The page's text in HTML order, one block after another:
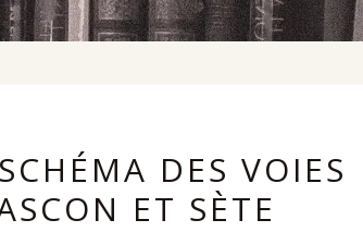
DES VOIES
ET SÈTE